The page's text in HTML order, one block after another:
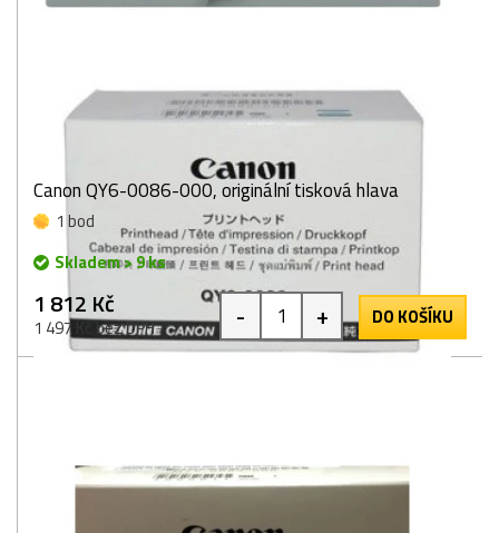
Canon QY6-0086-000, originální tisková hlava
1 bod
Skladem > 9 ks
1 812 Kč
1 497 Kč bez DPH - + DO KOŠÍKU